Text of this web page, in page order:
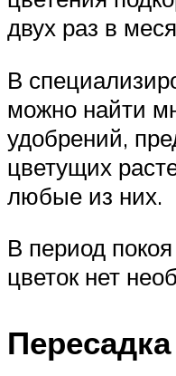
двух раз в
В
можно найти
удобрений,
цветущих
любые из них.
В период
цветок нет